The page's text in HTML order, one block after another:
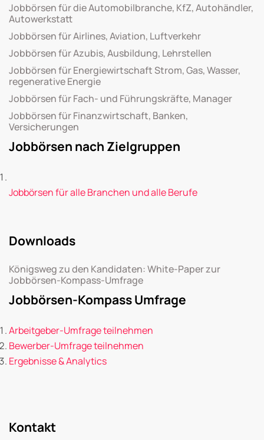
Jobbörsen für die Automobilbranche, KfZ, Autohändler,
Autowerkstatt
Jobbörsen für Airlines, Aviation, Luftverkehr
Jobbörsen für Azubis, Ausbildung, Lehrstellen
Jobbörsen für Energiewirtschaft Strom, Gas, Wasser,
regenerative Energie
Jobbörsen für Fach- und Führungskräfte, Manager
Jobbörsen für Finanzwirtschaft, Banken,
Versicherungen
Jobbörsen nach Zielgruppen
Jobbörsen für alle Branchen und alle Berufe
Downloads
Königsweg zu den Kandidaten: White-Paper zur
Jobbörsen-Kompass-Umfrage
Jobbörsen-Kompass Umfrage
Arbeitgeber-Umfrage teilnehmen
Bewerber-Umfrage teilnehmen
Ergebnisse & Analytics
Kontakt